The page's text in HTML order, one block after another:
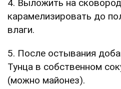
4. Выложить на
карамелизировать до
влаги.
5. После остывания
Тунца в собственном
(можно майонез).